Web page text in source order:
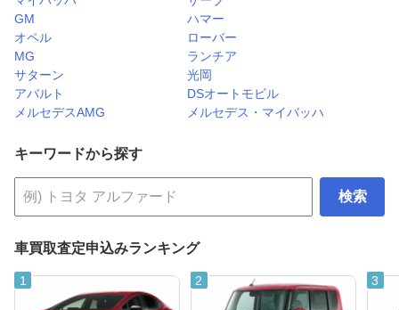
GM
ハマー
オペル
ローバー
MG
ランチア
サターン
光岡
アバルト
DSオートモビル
メルセデスAMG
メルセデス・マイバッハ
キーワードから探す
検索
車買取査定申込みランキング